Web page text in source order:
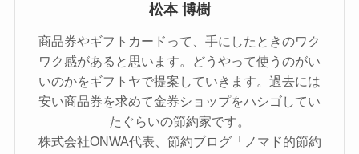
松本 博樹
商品券やギフトカードって、手にしたときのワク
ワク感があると思います。どうやって使うのがい
いのかをギフトヤで提案していきます。過去には
安い商品券を求めて金券ショップをハシゴしてい
たぐらいの節約家です。
株式会社ONWA代表、節約ブログ「ノマド的節約